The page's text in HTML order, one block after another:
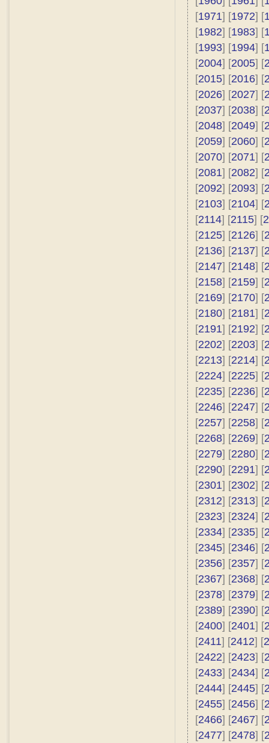
[1971] [1972] [
[1982] [1983] [
[1993] [1994] [
[2004] [2005] [
[2015] [2016] [
[2026] [2027] [
[2037] [2038] [
[2048] [2049] [
[2059] [2060] [
[2070] [2071] [
[2081] [2082] [
[2092] [2093] [
[2103] [2104] [
[2114] [2115] [
[2125] [2126] [
[2136] [2137] [
[2147] [2148] [
[2158] [2159] [
[2169] [2170] [
[2180] [2181] [
[2191] [2192] [
[2202] [2203] [
[2213] [2214] [
[2224] [2225] [
[2235] [2236] [
[2246] [2247] [
[2257] [2258] [
[2268] [2269] [
[2279] [2280] [
[2290] [2291] [
[2301] [2302] [
[2312] [2313] [
[2323] [2324] [
[2334] [2335] [
[2345] [2346] [
[2356] [2357] [
[2367] [2368] [
[2378] [2379] [
[2389] [2390] [
[2400] [2401] [
[2411] [2412] [
[2422] [2423] [
[2433] [2434] [
[2444] [2445] [
[2455] [2456] [
[2466] [2467] [
[2477] [2478] [